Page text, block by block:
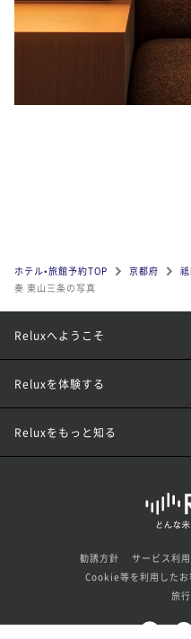
ホテル•旅館予約TOP 京都府
奏 東山三条の写真
Reluxへようこそ
Reluxを体験する
Reluxをもっと知る
勧誘方針 サービス利
Cookie等を利用したお
旅